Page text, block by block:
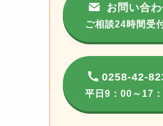
お問い合
ご相談24時間受
0258-42-
平日9：00～17